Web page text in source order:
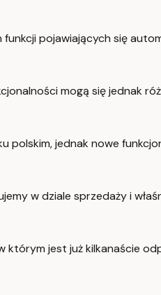
pojawiających się
mogą się jednak
polskim, jednak nowe
w dziale sprzedaży i
którym jest już kilkanaście